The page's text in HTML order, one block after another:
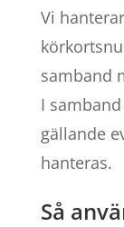
Vi
samband
I
gällande
hanteras.
Så